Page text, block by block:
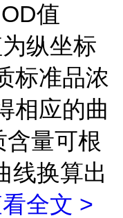
值
纵坐标
标准品浓
相应的曲
量可根
线换算出
全文 >